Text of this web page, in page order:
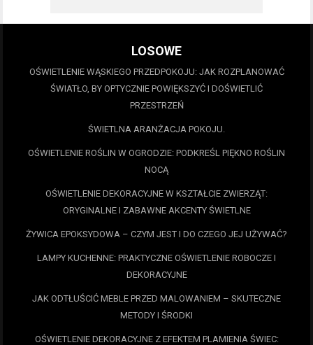
LOSOWE
OŚWIETLENIE WĄSKIEGO PRZEDPOKOJU: JAK ROZPLANOWAĆ
ŚWIATŁO, BY OPTYCZNIE POWIĘKSZYĆ I DOŚWIETLIĆ
PRZESTRZEŃ
ŚWIETLNA ARANŻACJA POKOJU.
OŚWIETLENIE ROŚLIN W OGRODZIE: PODKREŚL PIĘKNO ROŚLIN
NOCĄ
OŚWIETLENIE DEKORACYJNE W KSZTAŁCIE ZWIERZĄT:
ORYGINALNE I ZABAWNE AKCENTY ŚWIETLNE
ŻYWICA EPOKSYDOWA – CZYM JEST I DO CZEGO JEJ UŻYWAĆ?
LAMPY KUCHENNE: PRAKTYCZNE OŚWIETLENIE ROBOCZE I
DEKORACYJNE
JAK ODTŁUŚCIĆ MEBLE PRZED MALOWANIEM – SKUTECZNE
METODY I ŚRODKI
OŚWIETLENIE DEKORACYJNE Z EFEKTEM PLAMIENIA ŚWIEC: